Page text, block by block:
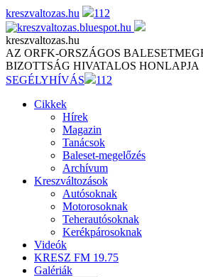
Skip
to
content
kreszvaltozas.hu 112
kreszvaltozas.hu
AZ ORFK-ORSZÁGOS
BIZOTTSÁG HIVATALOS HONLAPJA
SEGÉLYHÍVÁS
112
Cikkek
Hírek
Magazin
Tanácsok
Baleset-megelőzés
Archívum
Kreszváltozások
Autósoknak
Motorosoknak
Teherautósoknak
Kerékpárosoknak
Videók
KRESZ FM 19.75
Galériák